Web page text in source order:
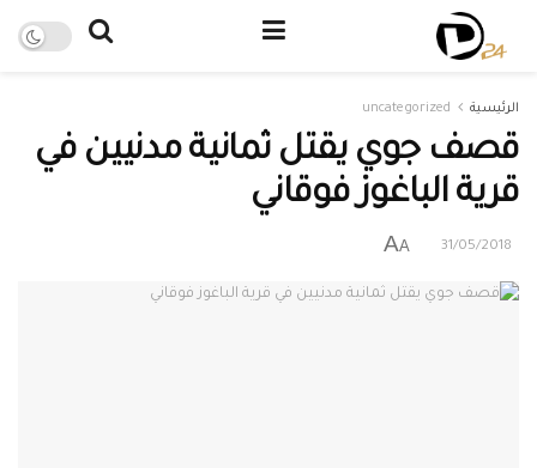
الرئيسية uncategorized
قصف جوي يقتل ثمانية مدنيين في
قرية الباغوز فوقاني
31/05/2018
A
A